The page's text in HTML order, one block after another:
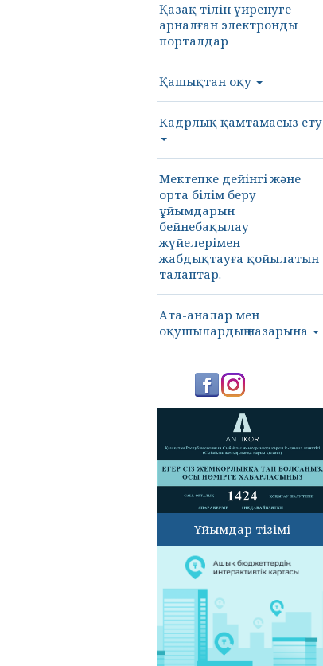
Қазақ тілін үйренуге
арналған электронды
порталдар
Қашықтан оқу
Кадрлық қамтамасыз ету
Мектепке дейінгі және
орта білім беру
ұйымдарын
бейнебақылау
жүйелерімен
жабдықтауға қойылатын
талаптар.
Ата-аналар мен
оқушылардың назарына
Ұйымдар тізімі